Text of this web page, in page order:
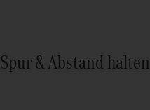
Spur & Abstand halten